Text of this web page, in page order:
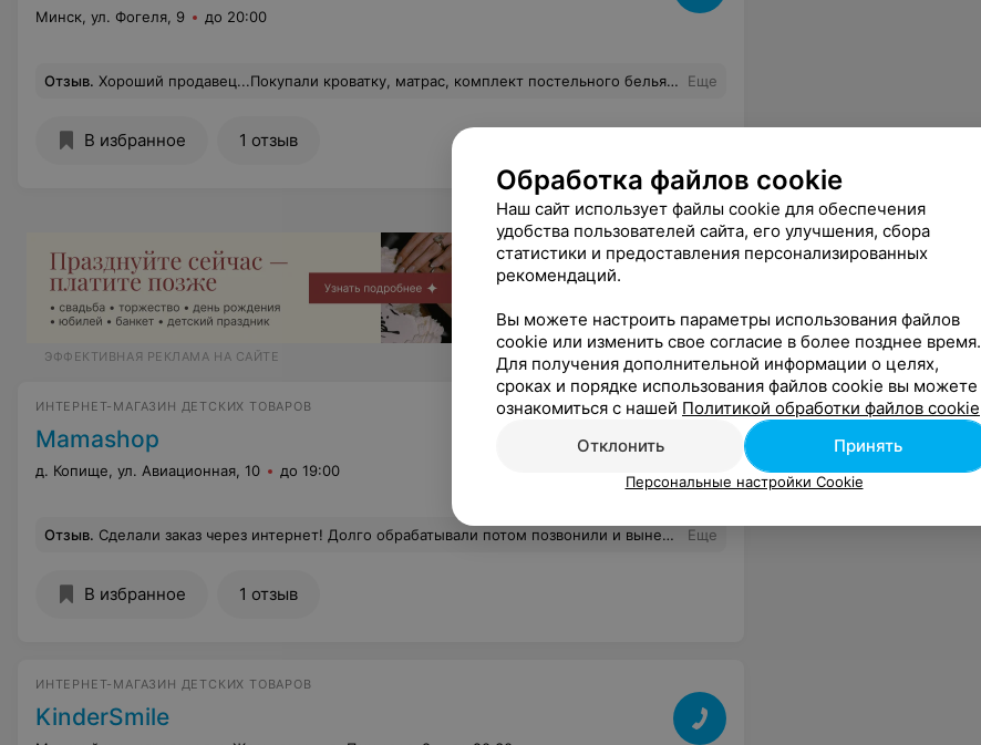
Минск, ул. Фогеля, 9 до 20:00
Отзыв. Хороший продавец...Покупали кроватку, матрас, комплект постельного белья для малыша... Продавец ответила на все наши вопросики и подсказала по выбору. Еще
В избранное 1 отзыв
ЭФФЕКТИВНАЯ РЕКЛАМА НА САЙТЕ
ИНТЕРНЕТ-МАГАЗИН ДЕТСКИХ ТОВАРОВ
Mamashop
д. Копище, ул. Авиационная, 10 до 19:00
Отзыв. Сделали заказ через интернет! Долго обрабатывали потом позвонили и вынесли вердикт, что к нам(Новинки) далеко ехать. Можно подумать от центра города до Шабанов, Уручья или Малиновки близко....?! Но туда они были готовы привезти! Никогда к ним не обращусь! Еще
В избранное 1 отзыв
ИНТЕРНЕТ-МАГАЗИН ДЕТСКИХ ТОВАРОВ
KinderSmile
Обработка файлов cookie
Наш сайт использует файлы cookie для обеспечения
удобства пользователей сайта, его улучшения, сбора
статистики и предоставления персонализированных
рекомендаций.
Вы можете настроить параметры использования файлов
cookie или изменить свое согласие в более позднее время.
Для получения дополнительной информации о целях,
сроках и порядке использования файлов cookie вы можете
ознакомиться с нашей Политикой обработки файлов cookie
Отклонить
Принять
Персональные настройки Cookie